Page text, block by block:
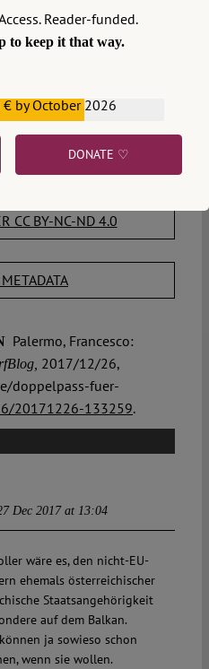
Und es sieht so aus, als
Fehlern der Geschichte
PDF
CC BY-NC-ND 4.0
Palermo, Francesco:
2017/12/26,
doppelpass-fuer-
20171226-133259.
Dec 2017 at 13:04
wäre es, den nicht-EU-
ehemals österreichischer
Staatsangehörigkeit
auf dem Balkan.
ja sowieso schon
wenn sie wollen.
Reader-funded.
to keep it that way.
by October 2026
DONATE ♡